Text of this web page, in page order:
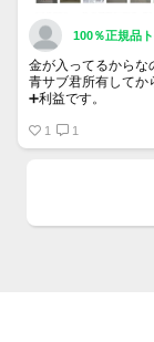
100％正規品
金が入ってるからな
青サブ君所有してか
➕利益です。
銘柄番号7932 ニッピ
1 1